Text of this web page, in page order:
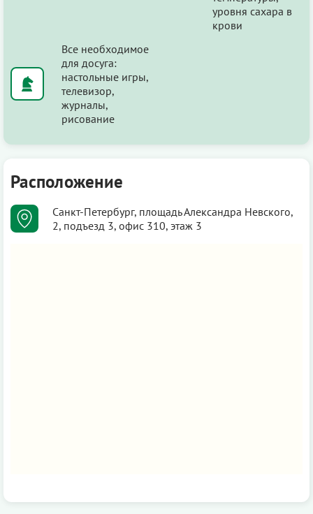
уровня сахара в
крови
Все необходимое
для досуга:
настольные игры,
телевизор,
журналы,
рисование
Расположение
Санкт-Петербург, площадь Александра Невского,
2, подъезд 3, офис 310, этаж 3